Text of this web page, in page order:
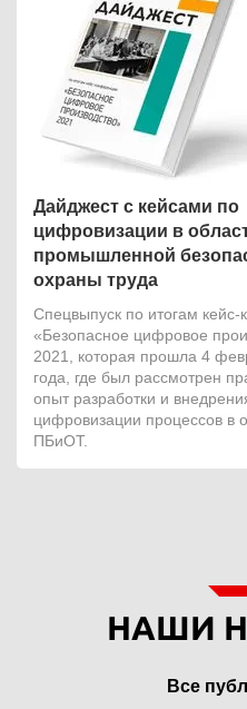
Дайджест с кейсами по
цифровизации в
промышленной
охраны труда
Спецвыпуск по итогам
«Безопасное цифровое
2021, которая прошла 4
года, где был рассмотрен
опыт разработки и
цифровизации процессов в
ПБиОТ.
НАШИ
Все